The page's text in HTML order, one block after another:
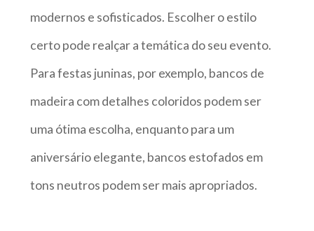
modernos e sofisticados. Escolher o estilo
certo pode realçar a temática do seu evento.
Para festas juninas, por exemplo, bancos de
madeira com detalhes coloridos podem ser
uma ótima escolha, enquanto para um
aniversário elegante, bancos estofados em
tons neutros podem ser mais apropriados.